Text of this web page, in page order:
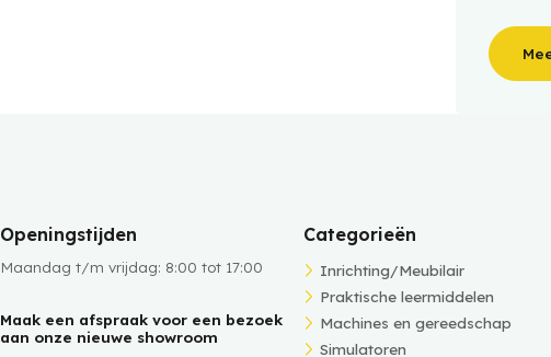
Openingstijden
Maandag t/m vrijdag: 8:00 tot 17:00
Maak een afspraak voor een bezoek
aan onze nieuwe showroom
Categorieën
Inrichting/Meubilair
Praktische leermiddelen
Machines en gereedschap
Simulatoren